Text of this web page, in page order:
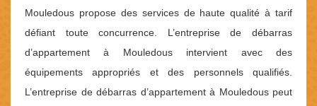
Mouledous propose des services de haute qualité à tarif
défiant toute concurrence. L’entreprise de débarras
d’appartement à Mouledous intervient avec des
équipements appropriés et des personnels qualifiés.
L’entreprise de débarras d’appartement à Mouledous peut